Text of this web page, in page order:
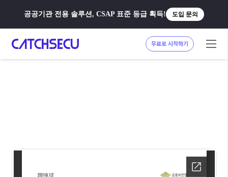
공공기관 전용 솔루션, CSAP 표준 등급 획득! 도입 문의
무료로 시작하기